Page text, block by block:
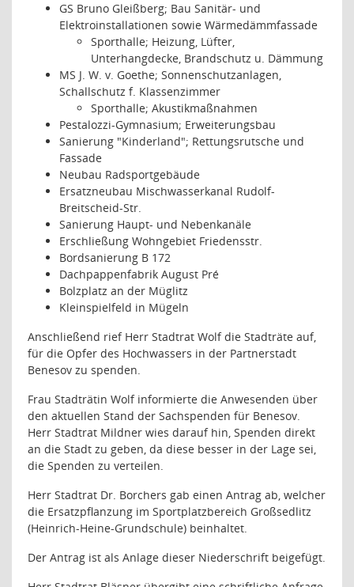
GS Bruno Gleißberg; Bau Sanitär- und
Elektroinstallationen sowie Wärmedämmfassade
Sporthalle; Heizung, Lüfter,
Unterhangdecke, Brandschutz u. Dämmung
MS J. W. v. Goethe; Sonnenschutzanlagen,
Schallschutz f. Klassenzimmer
Sporthalle; Akustikmaßnahmen
Pestalozzi-Gymnasium; Erweiterungsbau
Sanierung "Kinderland"; Rettungsrutsche und
Fassade
Neubau Radsportgebäude
Ersatzneubau Mischwasserkanal Rudolf-
Breitscheid-Str.
Sanierung Haupt- und Nebenkanäle
Erschließung Wohngebiet Friedensstr.
Bordsanierung B 172
Dachpappenfabrik August Pré
Bolzplatz an der Müglitz
Kleinspielfeld in Mügeln
Anschließend rief Herr Stadtrat Wolf die Stadträte auf,
für die Opfer des Hochwassers in der Partnerstadt
Benesov zu spenden.
Frau Stadträtin Wolf informierte die Anwesenden über
den aktuellen Stand der Sachspenden für Benesov.
Herr Stadtrat Mildner wies darauf hin, Spenden direkt
an die Stadt zu geben, da diese besser in der Lage sei,
die Spenden zu verteilen.
Herr Stadtrat Dr. Borchers gab einen Antrag ab, welcher
die Ersatzpflanzung im Sportplatzbereich Großsedlitz
(Heinrich-Heine-Grundschule) beinhaltet.
Der Antrag ist als Anlage dieser Niederschrift beigefügt.